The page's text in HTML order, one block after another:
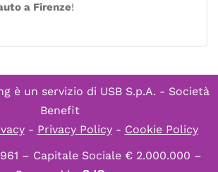
a Firenze!
è un servizio di USB S.p.A. - Società
Benefit
- Privacy Policy- Cookie Policy
– Capitale Sociale € 2.000.000 –